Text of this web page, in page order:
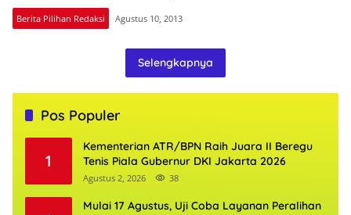
Berita Pilihan Redaksi Agustus 10, 2013
Selengkapnya
Pos Populer
1
Kementerian ATR/BPN Raih Juara II Beregu
Tenis Piala Gubernur DKI Jakarta 2026
Agustus 2, 2026 38
Mulai 17 Agustus, Uji Coba Layanan Peralihan